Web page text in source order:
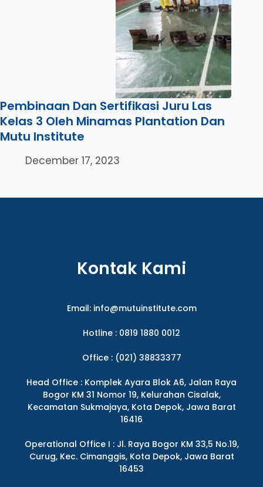
Pembinaan Dan Sertifikasi Juru Las
Kelas 3 Oleh Minamas Plantation Dan
Mutu Institute
December 17, 2023
Kontak Kami
Email: info@mutuinstitute.com
Hotline : 0819 1880 0012
Office : (021) 38833377
Head Office : Komplek Ayara Blok A6, Jalan Raya
Bogor KM 31 Nomor 19, Kelurahan Cisalak,
Kecamatan Sukmajaya, Kota Depok, Jawa Barat
16416
Operational Office I : Jl. Raya Bogor KM 33,5 No.19,
Curug, Kec. Cimanggis, Kota Depok, Jawa Barat
16453